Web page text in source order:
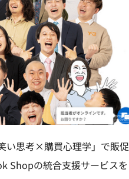
い思考×購買心理学」で販促
Shopの統合支援サービスを